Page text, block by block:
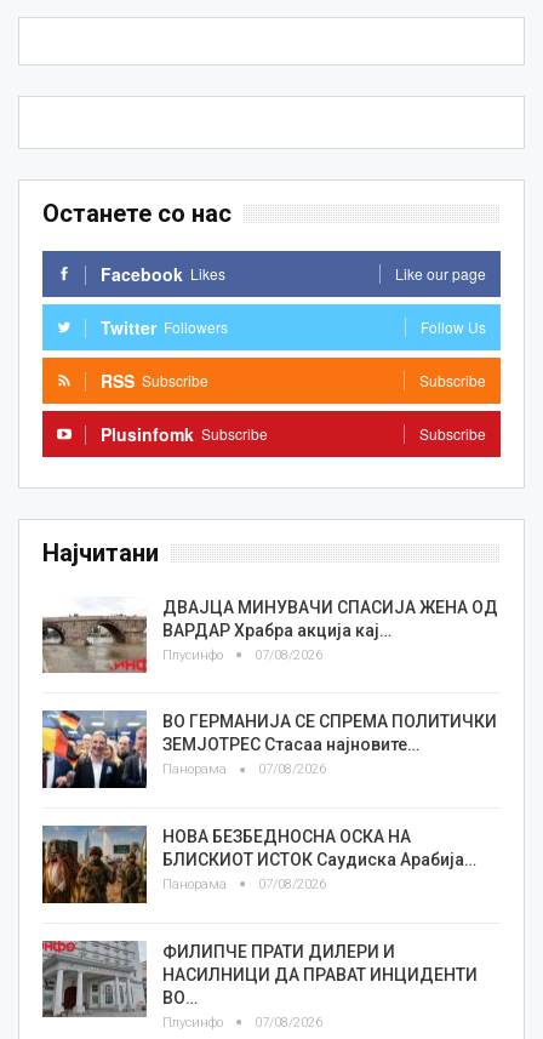
Останете со нас
Facebook Likes Like our page
Twitter Followers Follow Us
RSS Subscribe Subscribe
Plusinfomk Subscribe Subscribe
Најчитани
ДВАЈЦА МИНУВАЧИ СПАСИЈА ЖЕНА ОД
ВАРДАР Храбра акција кај…
Плусинфо 07/08/2026
ВО ГЕРМАНИЈА СЕ СПРЕМА ПОЛИТИЧКИ
ЗЕМЈОТРЕС Стасаа најновите…
Панорама 07/08/2026
НОВА БЕЗБЕДНОСНА ОСКА НА
БЛИСКИОТ ИСТОК Саудиска Арабија…
Панорама 07/08/2026
ФИЛИПЧЕ ПРАТИ ДИЛЕРИ И
НАСИЛНИЦИ ДА ПРАВАТ ИНЦИДЕНТИ
ВО…
Плусинфо 07/08/2026